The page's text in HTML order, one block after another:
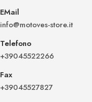
EMail
info@motoves-store.it
Telefono
+39045522266
Fax
+39045527827